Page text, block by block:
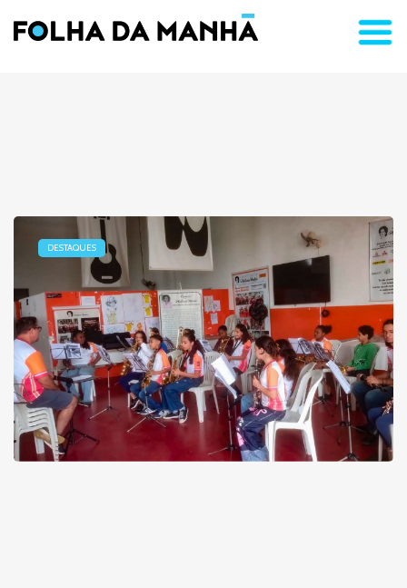
DESTAQUES